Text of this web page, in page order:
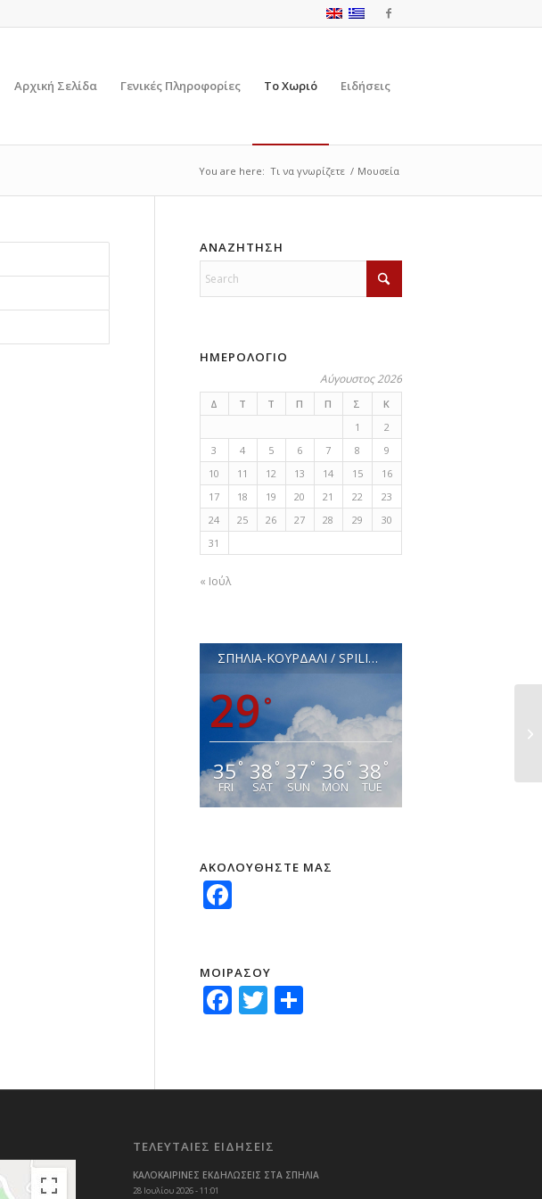
Αρχική Σελίδα Γενικές Πληροφορίες Το Χωριό Ειδήσεις
You are here: Τι να γνωρίζετε / Μουσεία
ΑΝΑΖΗΤΗΣΗ
ΗΜΕΡΟΛΟΓΙΟ
Αύγουστος 2026
Δ Τ Τ Π Π Σ
Κ
1
2
3
4 5 6 7 8
9
10
11 12 13 14 15
16
17
18 19 20 21 22
23
24
25 26 27 28 29
30
31
« Ιούλ
ΣΠΗΛΙΑ-ΚΟΥΡΔΑΛΙ / SPILIA-KOURDALI
29°
35°
FRI
38 °
SAT
37 °
SUN
36 °
MON
38 °
TUE
ΑΚΟΛΟΥΘΗΣΤΕ ΜΑΣ
Facebook
ΜΟΙΡΑΣΟΥ
Facebook
Twitter
Μοιραστείτε
ΤΕΛΕΥΤΑΙΕΣ ΕΙΔΗΣΕΙΣ
ΚΑΛΟΚΑΙΡΙΝΕΣ ΕΚΔΗΛΩΣΕΙΣ ΣΤΑ ΣΠΗΛΙΑ
28 Ιουλίου 2026 - 11:01